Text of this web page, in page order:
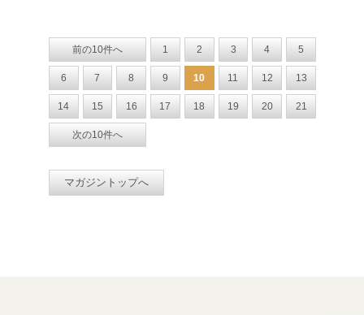
前の10件へ 1 2 3 4 5
6 7 8 9 10 11 12 13
14 15 16 17 18 19 20 21
次の10件へ
マガジントップへ